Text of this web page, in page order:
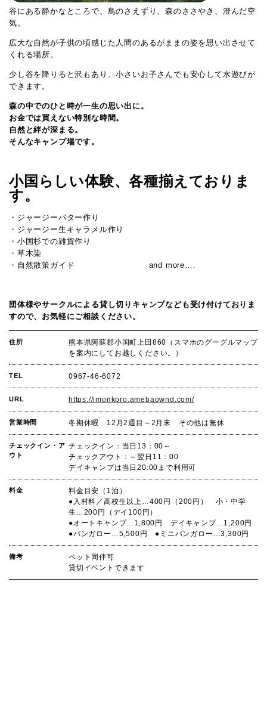
谷にある静かなところで、鳥のさえずり、森のささやき、澄んだ空
気。
広大な自然が子供の頃感じた人間のあるがままの姿を思い出させて
くれる場所。
少し谷を降りると沢もあり、小さいお子さんでも安心して水遊びが
できます。
森の中でのひと時が一生の思い出に。
お金では買えない特別な時間。
自然と絆が深まる。
そんなキャンプ場です。
小国らしい体験、各種揃えておりま
す。
・ジャージーバター作り
・ジャージー生キャラメル作り
・小国杉での雑貨作り
・草木染
・自然散策ガイド and more….
団体様やサークルによる貸し切りキャンプなども受け付けておりま
すので、お気軽にご相談ください。
住所
熊本県阿蘇郡小国町上田860（スマホのグーグルマップ
を案内にしてお越しください。）
TEL 0967-46-6072
URL https://imonkoro.amebaownd.com/
営業時間 冬期休暇 12月2週目～2月末 その他は無休
チェックイン・ア
ウト
チェックイン：当日13：00～
チェックアウト：～翌日11：00
デイキャンプは当日20:00まで利用可
料金
料金目安（1泊）
●入村料／高校生以上…400円（200円） 小・中学
生…200円（デイ100円）
●オートキャンプ…1,800円 デイキャンプ…1,200円
●バンガロー…5,500円 ●ミニバンガロー…3,300円
備考
ペット同伴可
貸切イベントできます